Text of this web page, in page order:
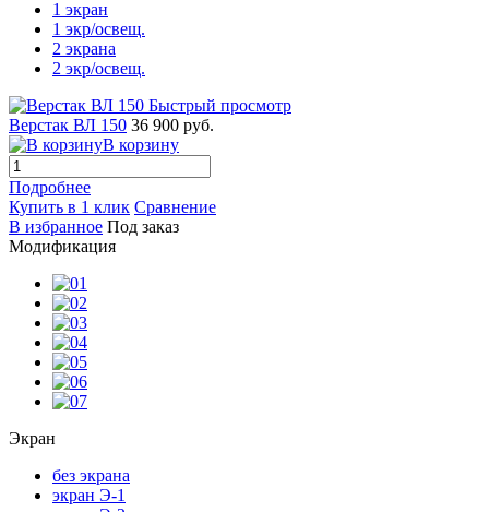
1 экран
1 экр/освещ.
2 экрана
2 экр/освещ.
Быстрый просмотр
Верстак ВЛ 150 36 900 руб.
В корзину
Подробнее
Купить в 1 клик Сравнение
В избранное Под заказ
Модификация
Экран
без экрана
экран Э-1